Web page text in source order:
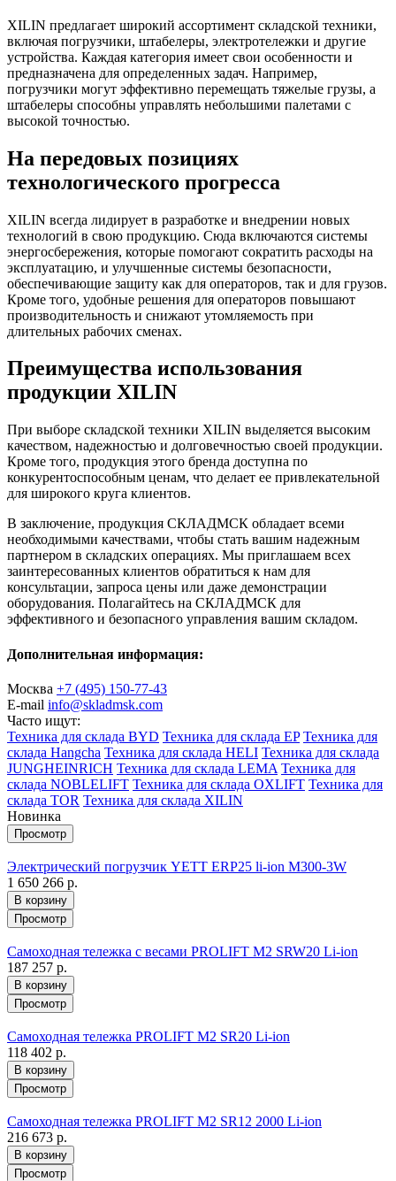
XILIN предлагает широкий ассортимент складской техники,
включая погрузчики, штабелеры, электротележки и другие
устройства. Каждая категория имеет свои особенности и
предназначена для определенных задач. Например,
погрузчики могут эффективно перемещать тяжелые грузы, а
штабелеры способны управлять небольшими палетами с
высокой точностью.
На передовых позициях
технологического прогресса
XILIN всегда лидирует в разработке и внедрении новых
технологий в свою продукцию. Сюда включаются системы
энергосбережения, которые помогают сократить расходы на
эксплуатацию, и улучшенные системы безопасности,
обеспечивающие защиту как для операторов, так и для грузов.
Кроме того, удобные решения для операторов повышают
производительность и снижают утомляемость при
длительных рабочих сменах.
Преимущества использования
продукции XILIN
При выборе складской техники XILIN выделяется высоким
качеством, надежностью и долговечностью своей продукции.
Кроме того, продукция этого бренда доступна по
конкурентоспособным ценам, что делает ее привлекательной
для широкого круга клиентов.
В заключение, продукция СКЛАДМСК обладает всеми
необходимыми качествами, чтобы стать вашим надежным
партнером в складских операциях. Мы приглашаем всех
заинтересованных клиентов обратиться к нам для
консультации, запроса цены или даже демонстрации
оборудования. Полагайтесь на СКЛАДМСК для
эффективного и безопасного управления вашим складом.
Дополнительная информация:
Москва +7 (495) 150-77-43
E-mail info@skladmsk.com
Часто ищут:
Техника для склада BYD Техника для склада EP Техника для
склада Hangcha Техника для склада HELI Техника для склада
JUNGHEINRICH Техника для склада LEMA Техника для
склада NOBLELIFT Техника для склада OXLIFT Техника для
склада TOR Техника для склада XILIN
Новинка
Просмотр
Электрический погрузчик YETT ERP25 li-ion M300-3W
1 650 266 р.
В корзину
Просмотр
Самоходная тележка с весами PROLIFT M2 SRW20 Li-ion
187 257 р.
В корзину
Просмотр
Самоходная тележка PROLIFT M2 SR20 Li-ion
118 402 р.
В корзину
Просмотр
Самоходная тележка PROLIFT M2 SR12 2000 Li-ion
216 673 р.
В корзину
Просмотр